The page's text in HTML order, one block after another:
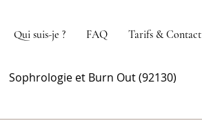
Qui suis-je ? FAQ Tarifs & Contact
Sophrologie et Burn Out (92130)